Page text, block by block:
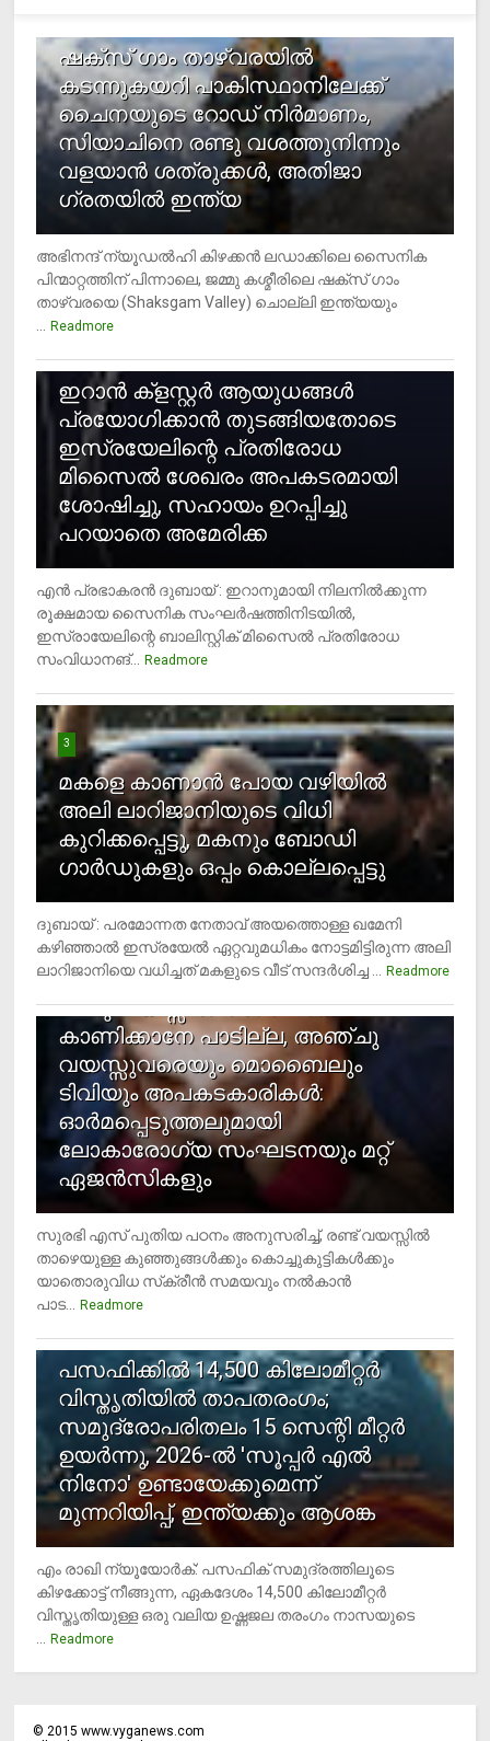
ഷക്സ് ​ഗാം താഴ്‌വരയിൽ
കടന്നുകയറി പാകിസ്ഥാനിലേക്ക്
ചൈനയുടെ റോഡ് നിർമാണം,
സിയാചിനെ രണ്ടു വശത്തുനിന്നും
വളയാൻ ശത്രുക്കൾ, അതിജാ​
ഗ്രതയിൽ ഇന്ത്യ
അഭിനന്ദ് ന്യൂഡൽഹി കിഴക്കൻ ലഡാക്കിലെ സൈനിക
പിന്മാറ്റത്തിന് പിന്നാലെ, ജമ്മു കശ്മീരിലെ ഷക്സ് ​ഗാം
താഴ്‌വരയെ (Shaksgam Valley) ചൊല്ലി ഇന്ത്യയും
Readmore
ഇറാന്‍ ക്‌ളസ്റ്റര്‍ ആയുധങ്ങള്‍
പ്രയോഗിക്കാന്‍ തുടങ്ങിയതോടെ
ഇസ്രയേലിന്റെ പ്രതിരോധ
മിസൈല്‍ ശേഖരം അപകടരമായി
ശോഷിച്ചു, സഹായം ഉറപ്പിച്ചു
പറയാതെ അമേരിക്ക
എന്‍ പ്രഭാകരന്‍ ദുബായ് : ഇറാനുമായി നിലനില്‍ക്കുന്ന
രൂക്ഷമായ സൈനിക സംഘര്‍ഷത്തിനിടയില്‍,
ഇസ്രായേലിന്റെ ബാലിസ്റ്റിക് മിസൈല്‍ പ്രതിരോധ
സംവിധാനങ്...
Readmore
3
മകളെ കാണാന്‍ പോയ വഴിയില്‍
അലി ലാറിജാനിയുടെ വിധി
കുറിക്കപ്പെട്ടു, മകനും ബോഡി
ഗാര്‍ഡുകളും ഒപ്പം കൊല്ലപ്പെട്ടു
ദുബായ് : പരമോന്നത നേതാവ് അയത്തൊള്ള ഖമേനി
കഴിഞ്ഞാല്‍ ഇസ്രയേല്‍ ഏറ്റവുമധികം നോട്ടമിട്ടിരുന്ന അലി
ലാറിജാനിയെ വധിച്ചത് മകളുടെ വീട് സന്ദര്‍ശിച്ച ...
Readmore
4
രണ്ടു വയസ്സില്‍ താഴെ സ്‌ക്രീന്‍
കാണിക്കാനേ പാടില്ല, അഞ്ചു
വയസ്സുവരെയും മൊബൈലും
ടിവിയും അപകടകാരികള്‍:
ഓര്‍മപ്പെടുത്തലുമായി
ലോകാരോഗ്യ സംഘടനയും മറ്റ്
ഏജന്‍സികളും
സുരഭി എസ് പുതിയ പഠനം അനുസരിച്ച്, രണ്ട് വയസ്സില്‍
താഴെയുള്ള കുഞ്ഞുങ്ങള്‍ക്കും കൊച്ചുകുട്ടികള്‍ക്കും
യാതൊരുവിധ സ്‌ക്രീന്‍ സമയവും നല്‍കാന്‍
പാട...
Readmore
പസഫിക്കില്‍ 14,500 കിലോമീറ്റര്‍
വിസ്തൃതിയില്‍ താപതരംഗം;
സമുദ്രോപരിതലം 15 സെന്റി മീറ്റര്‍
ഉയര്‍ന്നു, 2026-ല്‍ 'സൂപ്പര്‍ എല്‍
നിനോ' ഉണ്ടായേക്കുമെന്ന്
മുന്നറിയിപ്പ്, ഇന്ത്യക്കും ആശങ്ക
എം രാഖി ന്യൂയോര്‍ക്: പസഫിക് സമുദ്രത്തിലൂടെ
കിഴക്കോട്ട് നീങ്ങുന്ന, ഏകദേശം 14,500 കിലോമീറ്റര്‍
വിസ്തൃതിയുള്ള ഒരു വലിയ ഉഷ്ണജല തരംഗം നാസയുടെ
Readmore
©2015 www.vyganews.com